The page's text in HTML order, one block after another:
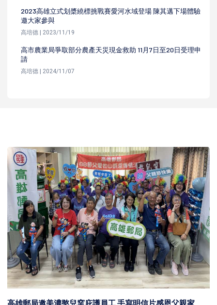
2023高雄立式划槳繞標挑戰賽愛河水域登場 陳其邁下場體驗
邀大家參與
高培德 | 2023/11/19
高市農業局爭取部分農產天災現金救助 11月7日至20日受理申
請
高培德 | 2024/11/07
知名電台為期兩天 2026 第七屆港都好聲音 串流音樂播報